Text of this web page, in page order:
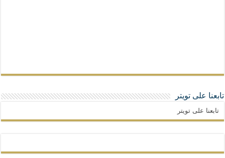
تابعنا على تويتر
تابعنا على تويتر